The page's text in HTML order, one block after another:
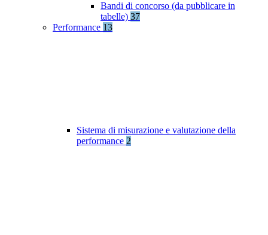
Bandi di concorso (da pubblicare in
tabelle) 37
Performance 13
Sistema di misurazione e valutazione della
performance 2